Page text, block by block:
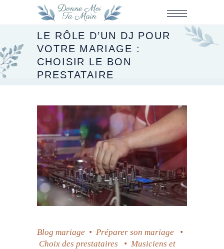
LE RÔLE D’UN DJ POUR
VOTRE MARIAGE :
CHOISIR LE BON
PRESTATAIRE
Blog mariage • Préparer son mariage
•
Choix des prestataires
• Musiciens et